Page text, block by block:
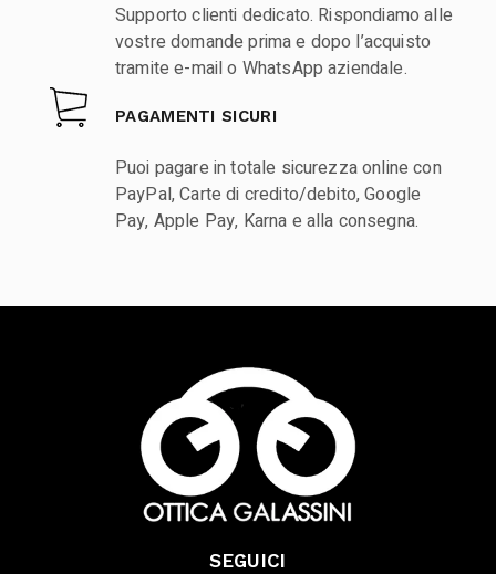
Supporto clienti dedicato. Rispondiamo alle
vostre domande prima e dopo l’acquisto
tramite e-mail o WhatsApp aziendale.
PAGAMENTI SICURI
Puoi pagare in totale sicurezza online con
PayPal, Carte di credito/debito, Google
Pay, Apple Pay, Karna e alla consegna.
SEGUICI